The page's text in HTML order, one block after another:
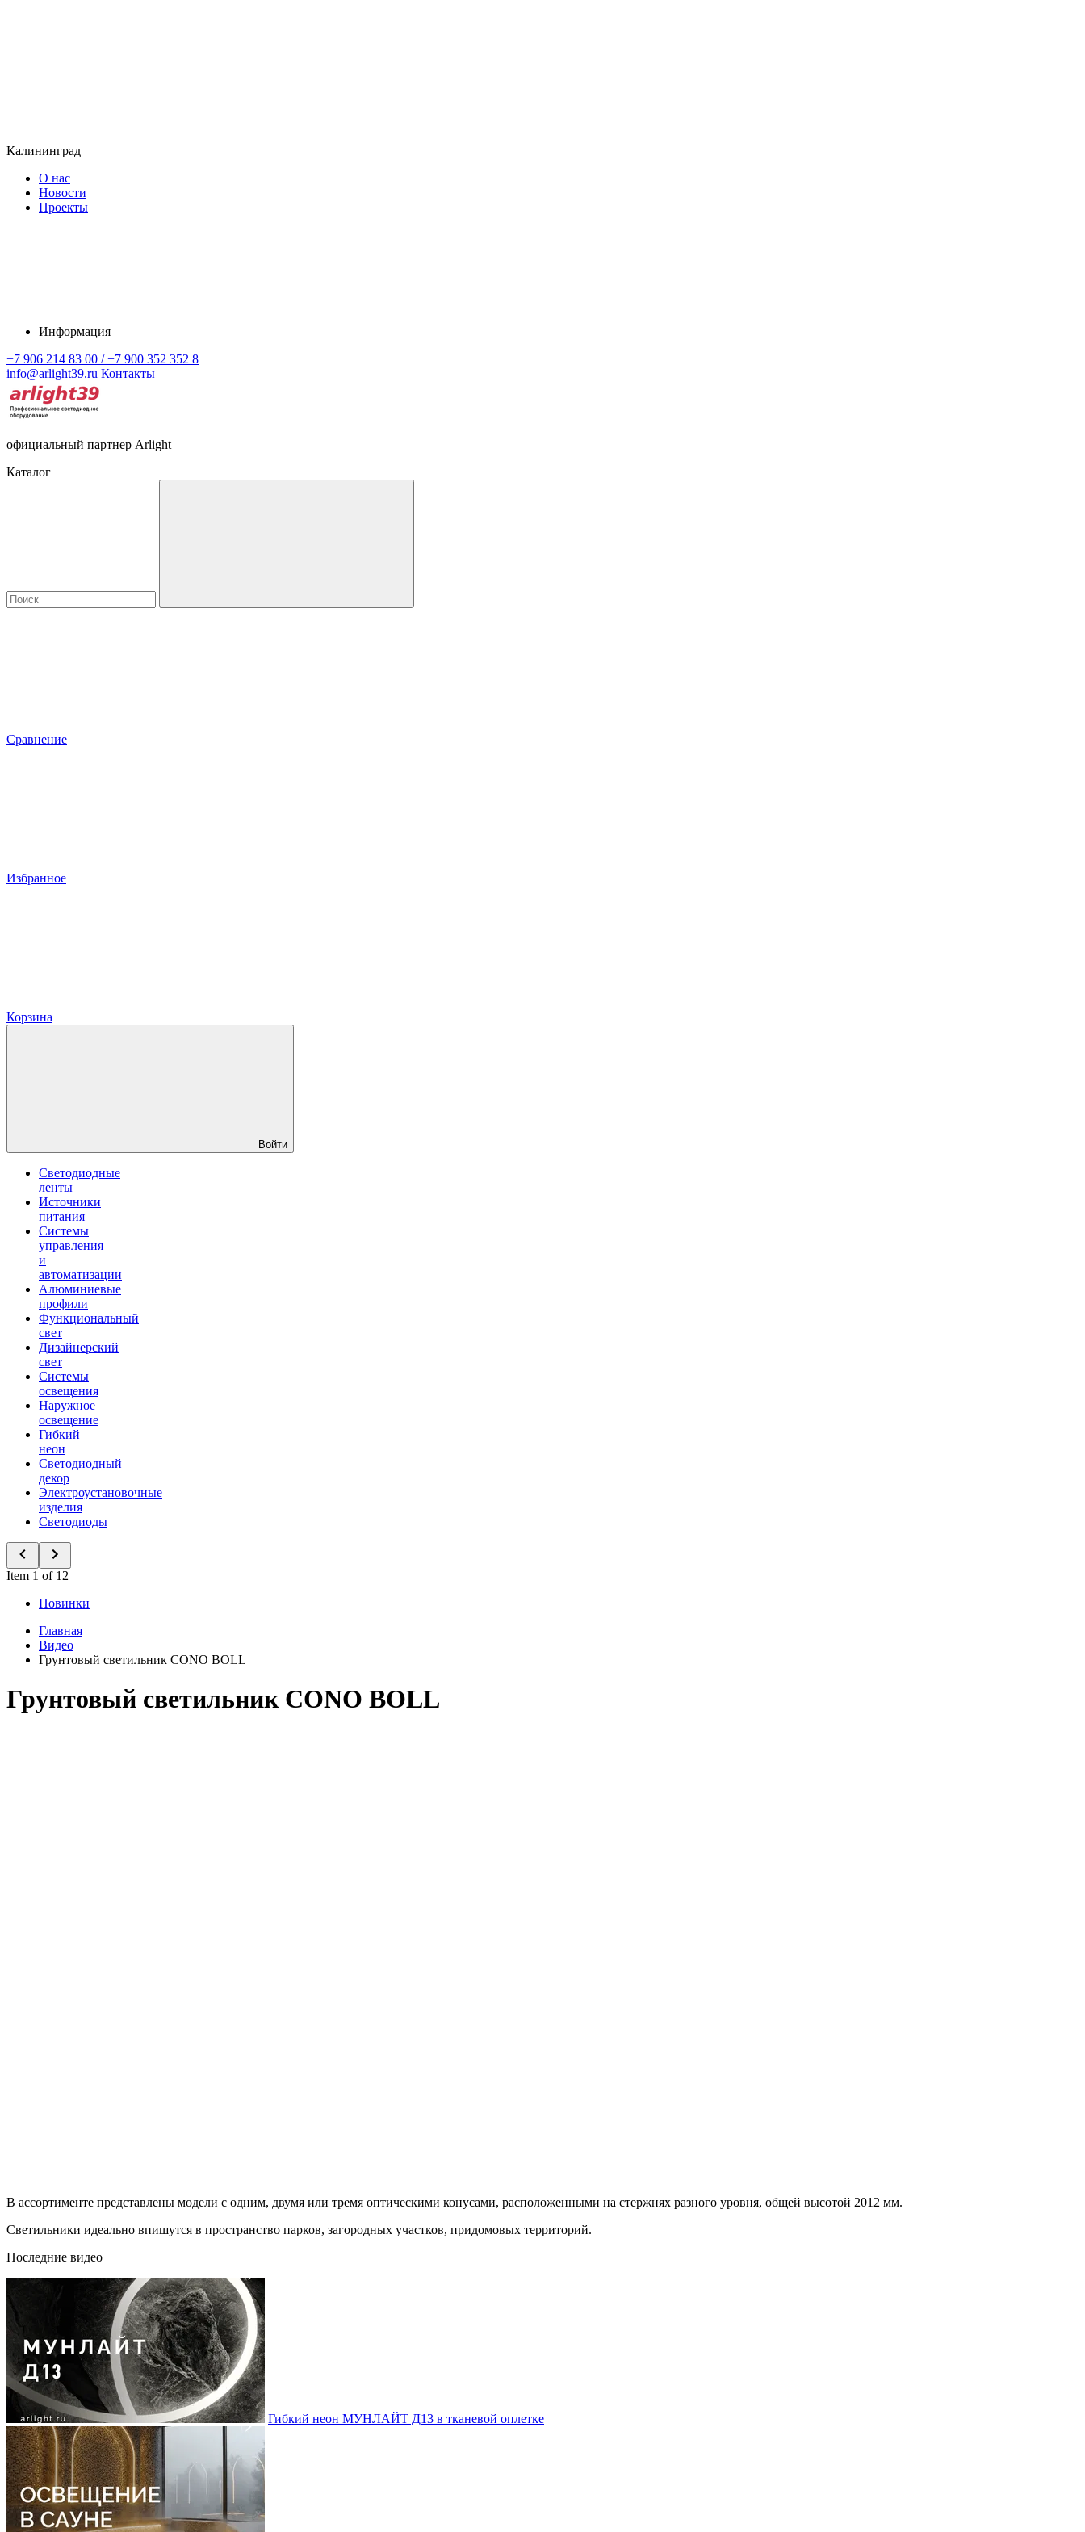
Калининград
О нас
Новости
Проекты
Информация
+7 906 214 83 00 / +7 900 352 352 8
info@arlight39.ru Контакты
официальный партнер Arlight
Каталог
Сравнение
Избранное
Корзина
Войти
Светодиодные
ленты
Источники
питания
Системы
управления
и
автоматизации
Алюминиевые
профили
Функциональный
свет
Дизайнерский
свет
Системы
освещения
Наружное
освещение
Гибкий
неон
Светодиодный
декор
Электроустановочные
изделия
Светодиоды
Item 1 of 12
Новинки
Главная
Видео
Грунтовый светильник CONO BOLL
Грунтовый светильник CONO BOLL
В ассортименте представлены модели с одним, двумя или тремя оптическими конусами, расположенными на стержнях разного уровня, общей высотой 2012 мм.
Светильники идеально впишутся в пространство парков, загородных участков, придомовых территорий.
Последние видео
Гибкий неон МУНЛАЙТ Д13 в тканевой оплетке